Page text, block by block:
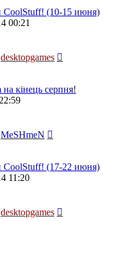
(10-15 июня)
00:21
desktopgames
кінець серпня!
MeSHmeN
(17-22 июня)
11:20
desktopgames